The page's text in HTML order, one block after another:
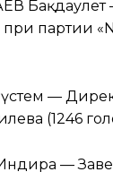
Бақдаулет
при партии
—
(1246
—